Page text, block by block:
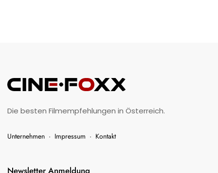
Die besten Filmempfehlungen in Österreich.
Unternehmen · Impressum · Kontakt
Newsletter Anmeldung